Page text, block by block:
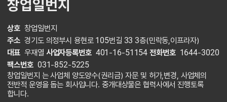
창업일번지
상호 창업일번지
주소 경기도 의정부시 용현로 105번길 33 3층(민락동,이프라자)
대표 우재열 사업자등록번호 401-16-51154 전화번호 1644-3020
팩스번호 031-852-5225
창업일번지 는 사업체 양도양수(권리금) 자문 및 허가,변경, 사업체의
전반적 운영을 돕는 회사입니다. 중개대상물은 협력사에서 진행토록
합니다.